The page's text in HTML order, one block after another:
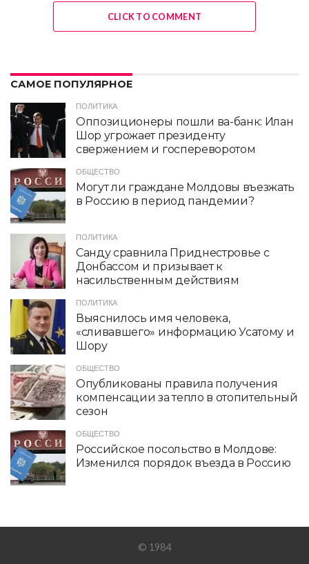
CLICK TO COMMENT
САМОЕ ПОПУЛЯРНОЕ
ПОЛИТИКА
Оппозиционеры пошли ва-банк: Илан
Шор угрожает президенту
свержением и госпереворотом
ОБЩЕСТВО
Могут ли граждане Молдовы въезжать
в Россию в период пандемии?
ПОЛИТИКА
Санду сравнила Приднестровье с
Донбассом и призывает к
насильственным действиям
ПОЛИТИКА
Выяснилось имя человека,
«сливавшего» информацию Усатому и
Шору
ОБЩЕСТВО
Опубликованы правила получения
компенсации за тепло в отопительный
сезон
ОБЩЕСТВО
Российское посольство в Молдове:
Изменился порядок въезда в Россию
© 1984